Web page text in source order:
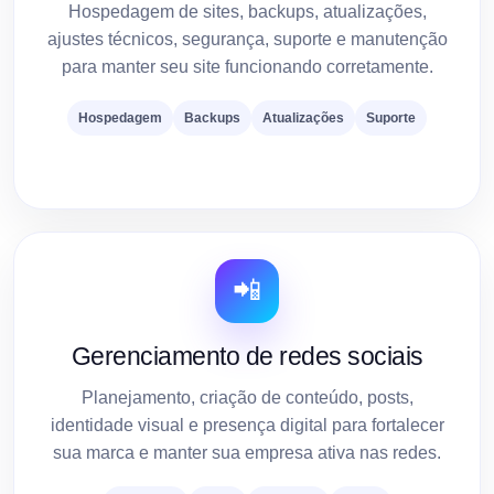
Hospedagem de sites, backups, atualizações,
ajustes técnicos, segurança, suporte e manutenção
para manter seu site funcionando corretamente.
Hospedagem Backups Atualizações Suporte
📲
Gerenciamento de redes sociais
Planejamento, criação de conteúdo, posts,
identidade visual e presença digital para fortalecer
sua marca e manter sua empresa ativa nas redes.